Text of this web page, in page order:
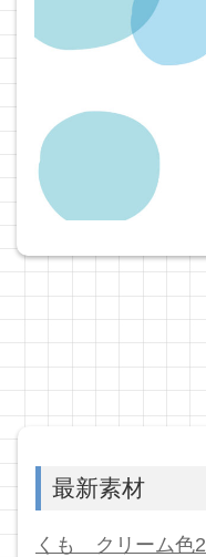
最新素材
くも クリーム色2